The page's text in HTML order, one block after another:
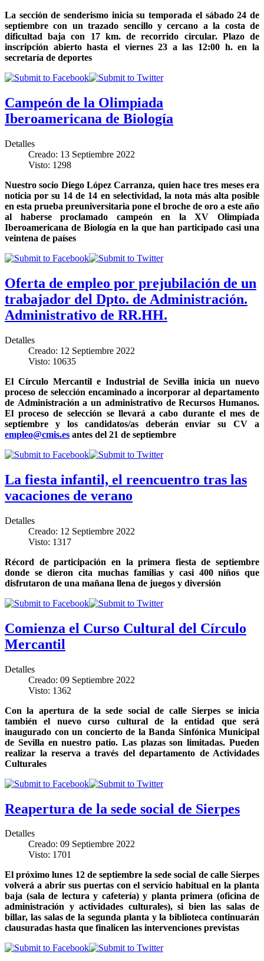
La sección de senderismo inicia su temporada el sábado 24 de
septiembre con un trazado sencillo y cercano a la costa de
dificultad baja con 17 km. de recorrido circular. Plazo de
inscripción abierto hasta el viernes 23 a las 12:00 h. en la
secretaría de deportes
Campeón de la Olimpiada
Iberoamericana de Biología
Detalles
Creado: 13 Septiembre 2022
Visto: 1298
Nuestro socio Diego López Carranza, quien hace tres meses era
noticia por su 14 de 14 en selectividad, la nota más alta posible
en esta prueba preuniversitaria pone el broche de oro a este año
al haberse proclamado campeón en la XV Olimpiada
Iberoamericana de Biología en la que han participado casi una
veintena de países
Oferta de empleo por prejubilación de un
trabajador del Dpto. de Administración.
Administrativo de RR.HH.
Detalles
Creado: 12 Septiembre 2022
Visto: 10635
El Círculo Mercantil e Industrial de Sevilla inicia un nuevo
proceso de selección encaminado a incorporar al departamento
de Administración a un administrativo de Recursos Humanos.
El proceso de selección se llevará a cabo durante el mes de
septiembre y los candidatos/as deberán enviar su CV a
empleo@cmis.es antes del 21 de septiembre
La fiesta infantil, el reencuentro tras las
vacaciones de verano
Detalles
Creado: 12 Septiembre 2022
Visto: 1317
Récord de participación en la primera fiesta de septiembre
donde se dieron cita muchas familias y casi 400 niños que
disfrutaron de una mañana llena de juegos y diversión
Comienza el Curso Cultural del Círculo
Mercantil
Detalles
Creado: 09 Septiembre 2022
Visto: 1362
Con la apertura de la sede social de calle Sierpes se inicia
también el nuevo curso cultural de la entidad que será
inaugurado con un concierto de la Banda Sinfónica Municipal
de Sevilla en nuestro patio. Las plazas son limitadas. Pueden
realizar la reserva a través del departamento de Actividades
Culturales
Reapertura de la sede social de Sierpes
Detalles
Creado: 09 Septiembre 2022
Visto: 1701
El próximo lunes 12 de septiembre la sede social de calle Sierpes
volverá a abrir sus puertas con el servicio habitual en la planta
baja (sala de lectura y cafetería) y planta primera (oficina de
administración y actividades culturales), si bien las salas de
billar, las salas de la segunda planta y la biblioteca continuarán
clausuradas hasta que finalicen las intervenciones previstas